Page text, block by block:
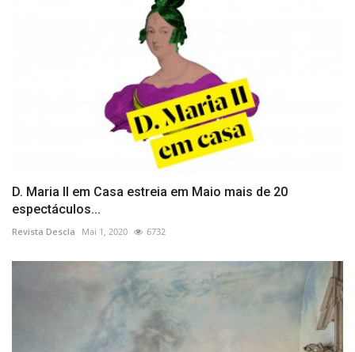
D. Maria II em Casa estreia em Maio mais de 20
espectáculos...
Revista Descla Mai 1, 2020 6732